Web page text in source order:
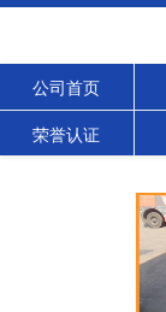
公司首页
荣誉认证